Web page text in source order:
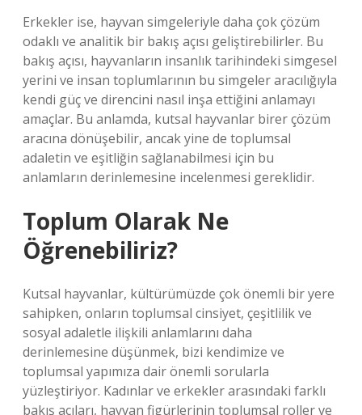
Erkekler ise, hayvan simgeleriyle daha çok çözüm
odaklı ve analitik bir bakış açısı geliştirebilirler. Bu
bakış açısı, hayvanların insanlık tarihindeki simgesel
yerini ve insan toplumlarının bu simgeler aracılığıyla
kendi güç ve direncini nasıl inşa ettiğini anlamayı
amaçlar. Bu anlamda, kutsal hayvanlar birer çözüm
aracına dönüşebilir, ancak yine de toplumsal
adaletin ve eşitliğin sağlanabilmesi için bu
anlamların derinlemesine incelenmesi gereklidir.
Toplum Olarak Ne
Öğrenebiliriz?
Kutsal hayvanlar, kültürümüzde çok önemli bir yere
sahipken, onların toplumsal cinsiyet, çeşitlilik ve
sosyal adaletle ilişkili anlamlarını daha
derinlemesine düşünmek, bizi kendimize ve
toplumsal yapımıza dair önemli sorularla
yüzleştiriyor. Kadınlar ve erkekler arasındaki farklı
bakış açıları, hayvan figürlerinin toplumsal roller ve